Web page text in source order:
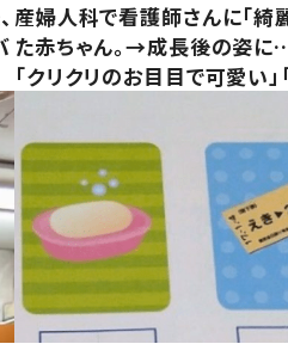
産婦人科で看護師さんに「綺
た赤ちゃん。→成長後の姿に
「クリクリのお目目で可愛い」